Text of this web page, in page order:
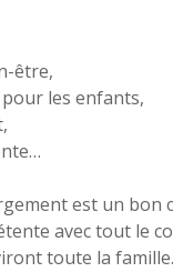
être,
pour les enfants,
est un
avec tout le
toute la famille.